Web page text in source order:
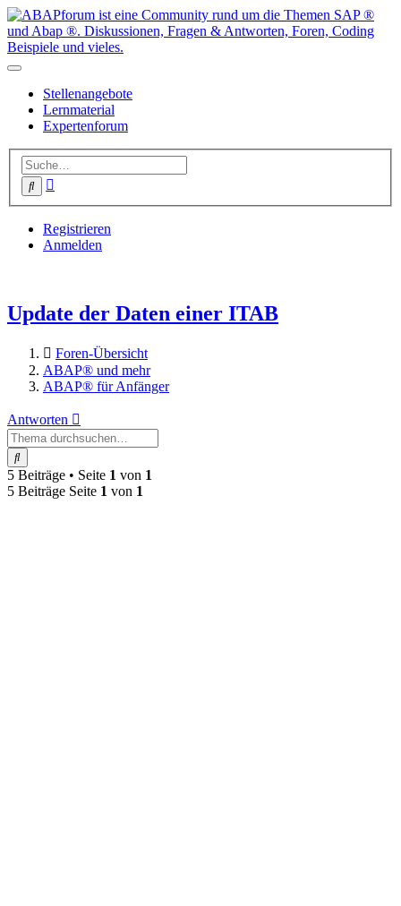
Stellenangebote
Lernmaterial
Expertenforum
Suche
Registrieren
Anmelden
Update der Daten einer ITAB
Foren-Übersicht
ABAP® und mehr
ABAP® für Anfänger
Antworten
Suche
5 Beiträge • Seite 1 von 1
5 Beiträge Seite 1 von 1